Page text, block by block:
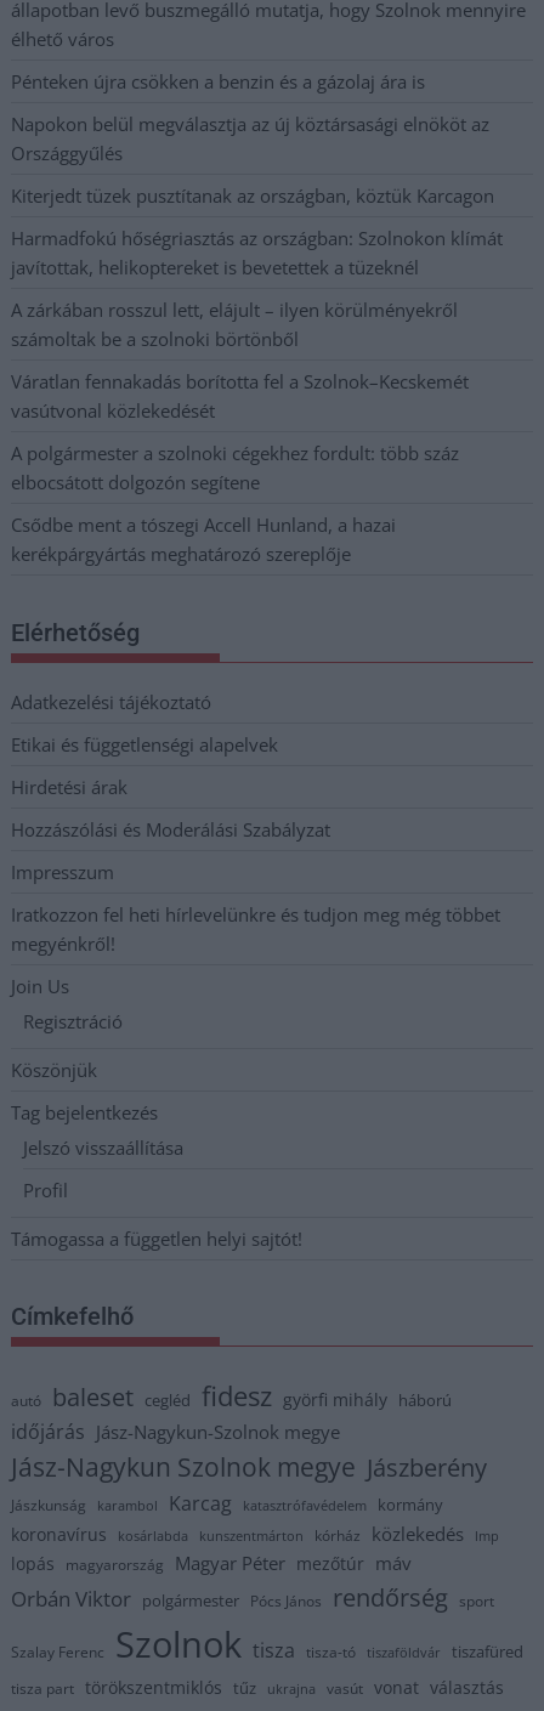
állapotban levő buszmegálló mutatja, hogy Szolnok mennyire
élhető város
Pénteken újra csökken a benzin és a gázolaj ára is
Napokon belül megválasztja az új köztársasági elnököt az
Országgyűlés
Kiterjedt tüzek pusztítanak az országban, köztük Karcagon
Harmadfokú hőségriasztás az országban: Szolnokon klímát
javítottak, helikoptereket is bevetettek a tüzeknél
A zárkában rosszul lett, elájult – ilyen körülményekről
számoltak be a szolnoki börtönből
Váratlan fennakadás borította fel a Szolnok–Kecskemét
vasútvonal közlekedését
A polgármester a szolnoki cégekhez fordult: több száz
elbocsátott dolgozón segítene
Csődbe ment a tószegi Accell Hunland, a hazai
kerékpárgyártás meghatározó szereplője
Elérhetőség
Adatkezelési tájékoztató
Etikai és függetlenségi alapelvek
Hirdetési árak
Hozzászólási és Moderálási Szabályzat
Impresszum
Iratkozzon fel heti hírlevelünkre és tudjon meg még többet
megyénkről!
Join Us
Regisztráció
Köszönjük
Tag bejelentkezés
Jelszó visszaállítása
Profil
Támogassa a független helyi sajtót!
Címkefelhő
autó baleset cegléd fidesz györfi mihály háború
időjárás Jász-Nagykun-Szolnok megye
Jász-Nagykun Szolnok megye Jászberény
Jászkunság karambol Karcag katasztrófavédelem kormány
koronavírus kosárlabda kunszentmárton kórház közlekedés lmp
lopás magyarország Magyar Péter mezőtúr máv
Orbán Viktor polgármester Pócs János rendőrség sport
Szalay Ferenc Szolnok tisza tisza-tó tiszaföldvár tiszafüred
tisza part törökszentmiklós tűz ukrajna vasút vonat választás